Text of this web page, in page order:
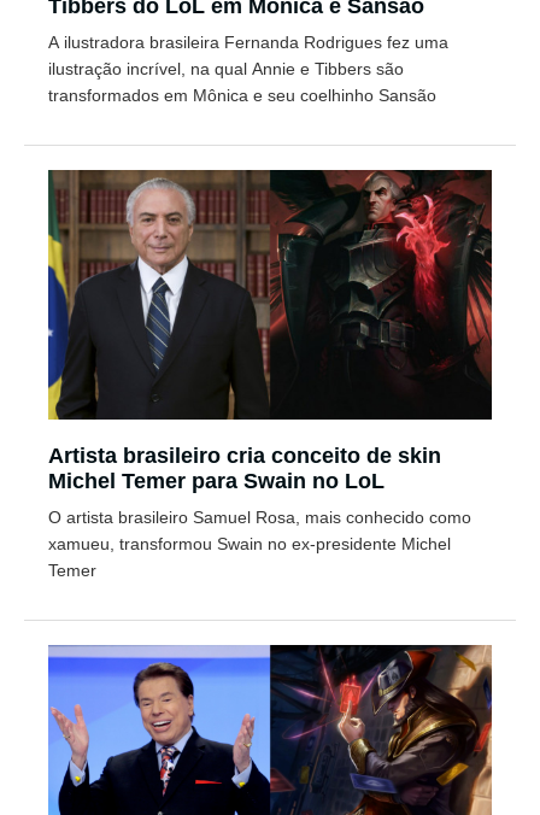
Tibbers do LoL em Mônica e Sansão
A ilustradora brasileira Fernanda Rodrigues fez uma
ilustração incrível, na qual Annie e Tibbers são
transformados em Mônica e seu coelhinho Sansão
Artista brasileiro cria conceito de skin
Michel Temer para Swain no LoL
O artista brasileiro Samuel Rosa, mais conhecido como
xamueu, transformou Swain no ex-presidente Michel
Temer